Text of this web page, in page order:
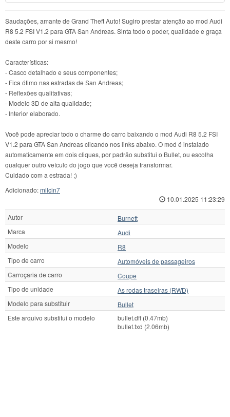
Saudações, amante de Grand Theft Auto! Sugiro prestar atenção ao mod Audi
R8 5.2 FSI V1.2 para GTA San Andreas. Sinta todo o poder, qualidade e graça
deste carro por si mesmo!
Características:
- Casco detalhado e seus componentes;
- Fica ótimo nas estradas de San Andreas;
- Reflexões qualitativas;
- Modelo 3D de alta qualidade;
- Interior elaborado.
Você pode apreciar todo o charme do carro baixando o mod Audi R8 5.2 FSI
V1.2 para GTA San Andreas clicando nos links abaixo. O mod é instalado
automaticamente em dois cliques, por padrão substitui o Bullet, ou escolha
qualquer outro veículo do jogo que você deseja transformar.
Cuidado com a estrada! ;)
Adicionado:milcin7
10.01.2025 11:23:29
Autor
Burnett
Marca
Audi
Modelo
R8
Tipo de carro
Automóveis de passageiros
Carroçaria de carro
Coupe
Tipo de unidade
As rodas traseiras (RWD)
Modelo para substituir
Bullet
Este arquivo substitui o modelo
bullet.dff (0.47mb)
bullet.txd (2.06mb)